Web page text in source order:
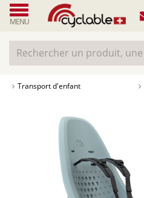
MENU
Transport d'enfant